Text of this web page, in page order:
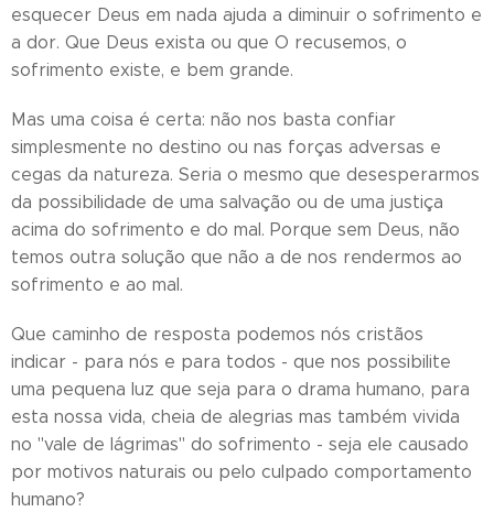
esquecer Deus em nada ajuda a diminuir o sofrimento e
a dor. Que Deus exista ou que O recusemos, o
sofrimento existe, e bem grande.
Mas uma coisa é certa: não nos basta confiar
simplesmente no destino ou nas forças adversas e
cegas da natureza. Seria o mesmo que desesperarmos
da possibilidade de uma salvação ou de uma justiça
acima do sofrimento e do mal. Porque sem Deus, não
temos outra solução que não a de nos rendermos ao
sofrimento e ao mal.
Que caminho de resposta podemos nós cristãos
indicar - para nós e para todos - que nos possibilite
uma pequena luz que seja para o drama humano, para
esta nossa vida, cheia de alegrias mas também vivida
no "vale de lágrimas" do sofrimento - seja ele causado
por motivos naturais ou pelo culpado comportamento
humano?